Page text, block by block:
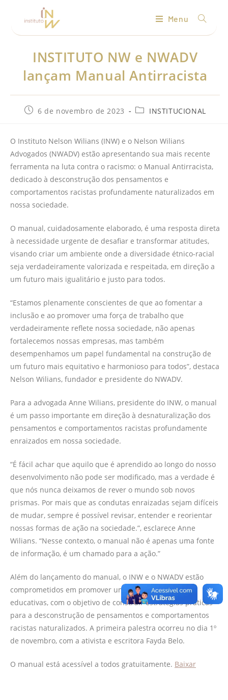
Menu
INSTITUTO NW e NWADV
lançam Manual Antirracista
6 de novembro de 2023 INSTITUCIONAL
O Instituto Nelson Wilians (INW) e o Nelson Wilians
Advogados (NWADV) estão apresentando sua mais recente
ferramenta na luta contra o racismo: o Manual Antirracista,
dedicado à desconstrução dos pensamentos e
comportamentos racistas profundamente naturalizados em
nossa sociedade.
O manual, cuidadosamente elaborado, é uma resposta direta
à necessidade urgente de desafiar e transformar atitudes,
visando criar um ambiente onde a diversidade étnico-racial
seja verdadeiramente valorizada e respeitada, em direção a
um futuro mais igualitário e justo para todos.
“Estamos plenamente conscientes de que ao fomentar a
inclusão e ao promover uma força de trabalho que
verdadeiramente reflete nossa sociedade, não apenas
fortalecemos nossas empresas, mas também
desempenhamos um papel fundamental na construção de
um futuro mais equitativo e harmonioso para todos”, destaca
Nelson Wilians, fundador e presidente do NWADV.
Para a advogada Anne Wilians, presidente do INW, o manual
é um passo importante em direção à desnaturalização dos
pensamentos e comportamentos racistas profundamente
enraizados em nossa sociedade.
“É fácil achar que aquilo que é aprendido ao longo do nosso
desenvolvimento não pode ser modificado, mas a verdade é
que nós nunca deixamos de rever o mundo sob novos
prismas. Por mais que as condutas enraizadas sejam difíceis
de mudar, sempre é possível revisar, entender e reorientar
nossas formas de ação na sociedade.”, esclarece Anne
Wilians. “Nesse contexto, o manual não é apenas uma fonte
de informação, é um chamado para a ação.”
Além do lançamento do manual, o INW e o NWADV estão
comprometidos em promover uma série de palestras
educativas, com o objetivo de construir estratégias práticas
para a desconstrução de pensamentos e comportamentos
racistas naturalizados. A primeira palestra ocorreu no dia 1º
de novembro, com a ativista e escritora Fayda Belo.
O manual está acessível a todos gratuitamente. Baixar